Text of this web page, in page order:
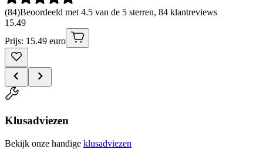
(84)Beoordeeld met 4.5 van de 5 sterren, 84 klantreviews
15.49
Prijs: 15.49 euro
Klusadviezen
Bekijk onze handige klusadviezen